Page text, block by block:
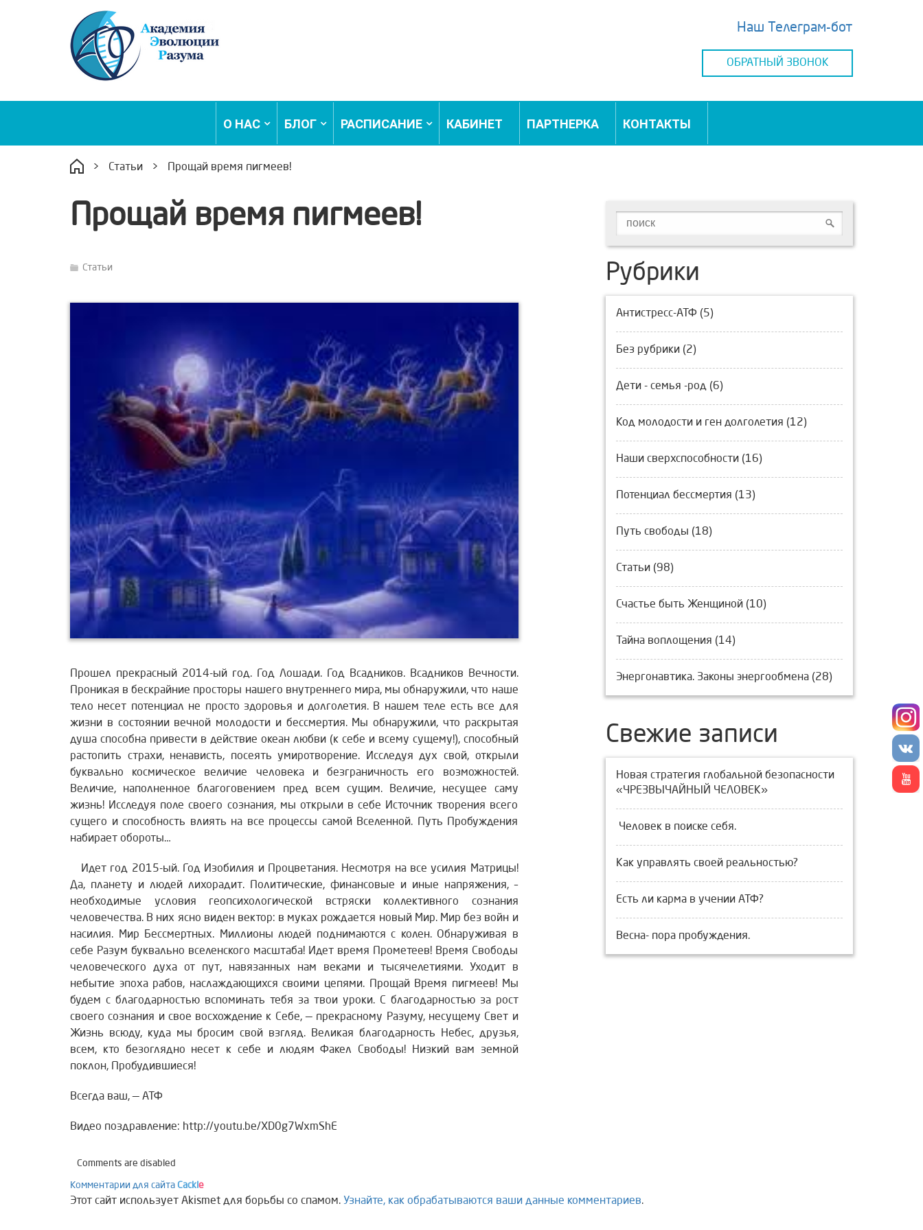
Наш Телеграм-бот
ОБРАТНЫЙ ЗВОНОК
О НАС БЛОГ РАСПИСАНИЕ КАБИНЕТ ПАРТНЕРКА КОНТАКТЫ
> Статьи > Прощай время пигмеев!
Прощай время пигмеев!
Статьи
Прошел прекрасный 2014-ый год. Год Лошади. Год Всадников. Всадников Вечности.
Проникая в бескрайние просторы нашего внутреннего мира, мы обнаружили, что наше
тело несет потенциал не просто здоровья и долголетия. В нашем теле есть все для
жизни в состоянии вечной молодости и бессмертия. Мы обнаружили, что раскрытая
душа способнапривести в действие океан любви (к себе и всему сущему!), способный
растопить страхи, ненависть, посеять умиротворение. Исследуя дух свой, открыли
буквально космическое величие человека и безграничность его возможностей.
Величие, наполненное благоговением пред всем сущим. Величие, несущее саму
жизнь! Исследуя поле своего сознания, мы открыли в себе Источник творения всего
сущего и способность влиять на все процессы самой Вселенной. Путь Пробуждения
набирает обороты…
Идет год 2015-ый. Год Изобилия и Процветания. Несмотря на все усилия Матрицы!
Да, планету и людей лихорадит. Политические, финансовые и иные напряжения, –
необходимые условия геопсихологической встряски коллективного сознания
человечества. В них ясно виден вектор: в муках рождается новый Мир. Мир без войн и
насилия. Мир Бессмертных. Миллионы людей поднимаются с колен. Обнаруживая в
себе Разум буквально вселенского масштаба! Идет время Прометеев! Время Свободы
человеческого духа от пут, навязанных нам веками и тысячелетиями. Уходит в
небытие эпоха рабов, наслаждающихся своими цепями. Прощай Время пигмеев! Мы
будем с благодарностью вспоминать тебя за твои уроки. С благодарностью за рост
своего сознания и свое восхождение к Себе, — прекрасному Разуму, несущему Свет и
Жизнь всюду, куда мы бросим свой взгляд. Великая благодарность Небес, друзья,
всем, кто безоглядно несет к себе и людям Факел Свободы! Низкий вам земной
поклон, Пробудившиеся!
Всегда ваш, — АТФ
Видео поздравление: http://youtu.be/XD0g7WxmShE
Рубрики
Антистресс-АТФ (5)
Без рубрики (2)
Дети - семья -род (6)
Код молодости и ген долголетия (12)
Наши сверхспособности (16)
Потенциал бессмертия (13)
Путь свободы (18)
Статьи (98)
Счастье быть Женщиной (10)
Тайна воплощения (14)
Энергонавтика. Законы энергообмена (28)
Свежие записи
Новая стратегия глобальной безопасности
«ЧРЕЗВЫЧАЙНЫЙ ЧЕЛОВЕК»
Человек в поиске себя.
Как управлять своей реальностью?
Есть ли карма в учении АТФ?
Весна- пора пробуждения.
Comments are disabled
Комментарии для сайта Cackl e
Этот сайт использует Akismet для борьбы со спамом. Узнайте, как обрабатываются ваши данные комментариев.